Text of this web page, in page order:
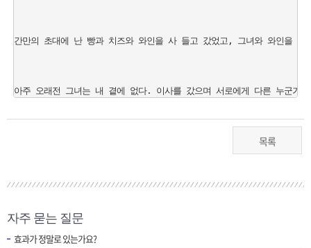
간만의 초대에 난 빵과 치즈와 와인을 사 들고 갔었고, 그녀와 와인을
목록
자주 묻는 질문
효과가 정말로 있는가요?